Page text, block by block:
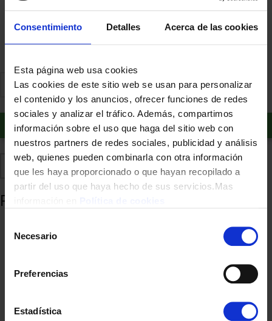
Consentimiento Detalles Acerca de las cookies
Esta página web usa cookies
Las cookies de este sitio web se usan para personalizar
el contenido y los anuncios, ofrecer funciones de redes
sociales y analizar el tráfico. Además, compartimos
información sobre el uso que haga del sitio web con
nuestros partners de redes sociales, publicidad y análisis
web, quienes pueden combinarla con otra información
que les haya proporcionado o que hayan recopilado a
partir del uso que haya hecho de sus servicios.Mas
Necesario
Preferencias
Estadística
Añadir al carrito
Añadir a favoritos
Productos relacionados